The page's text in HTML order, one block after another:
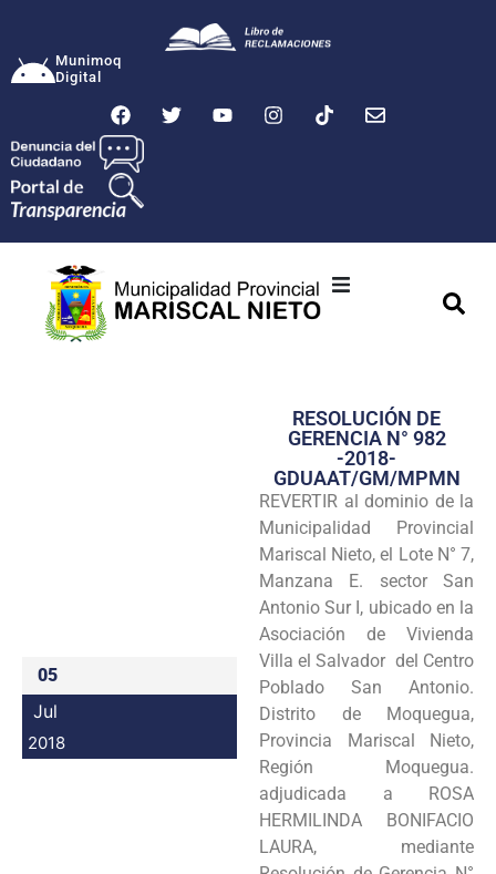
Munimoq
Digital
Transparencia
Seguridad
Programas
Intranet
05
Jul
2018
RESOLUCIÓN DE
GERENCIA N° 982
-2018-
GDUAAT/GM/MPMN
REVERTIR al dominio de la
Municipalidad Provincial
Mariscal Nieto, el Lote N° 7,
Manzana E. sector San
Antonio Sur I, ubicado en la
Asociación de Vivienda
Villa el Salvador del Centro
Poblado San Antonio.
Distrito de Moquegua,
Provincia Mariscal Nieto,
Región Moquegua.
adjudicada a ROSA
HERMILINDA BONIFACIO
LAURA, mediante